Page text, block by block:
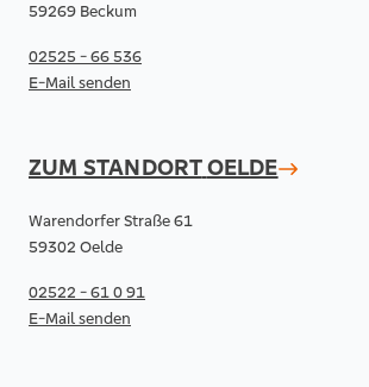
59269 Beckum
02525 - 66 536
E-Mail senden
ZUM STANDORTOELDE
Warendorfer Straße 61
59302 Oelde
02522 - 61 0 91
E-Mail senden